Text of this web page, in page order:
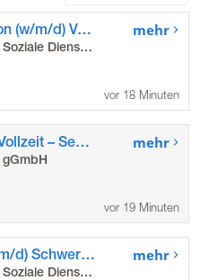
Verwaltungskraft Sanitätsstation (w/m/d) Vollzeit / Teilzeit - Flüchtlingshilfe Viersen
Deutsches Rotes Kreuz Nordrhein Soziale Dienste gGmbH
mehr
vor 18 Minuten
Wohnbereichsleitung (w/m/d) Vollzeit – Seniorenzentrum Moosheide in Willich mehr
vor 19 Minuten
Fachkraft Sozialbetreuung (w/m/d) Schwerpunkt Gewaltschutzkoordination - Flüchtlingshilfe Rheinberg
Deutsches Rotes Kreuz Nordrhein Soziale Dienste gGmbH
mehr